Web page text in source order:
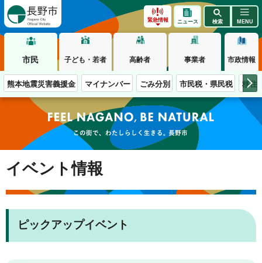
緊急情報 ニュース 検索 MENU
市民 子ども・若者 高齢者 事業者 市政情報
熊本地震災害義援金 マイナンバー ごみ分別 市民税・県民税 移住
この街で、わたしらしく生きる。長野市
イベント情報
ピックアップイベント